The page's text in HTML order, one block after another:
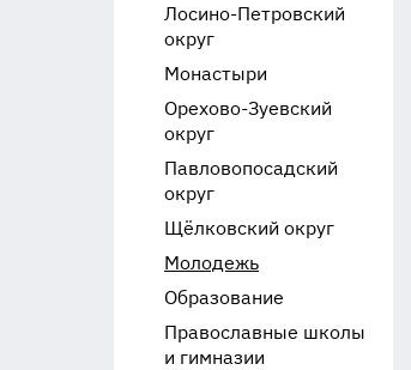
Лосино-Петровский
округ
Монастыри
Орехово-Зуевский
округ
Павловопосадский
округ
Щёлковский округ
Молодежь
Образование
Православные школы
и гимназии